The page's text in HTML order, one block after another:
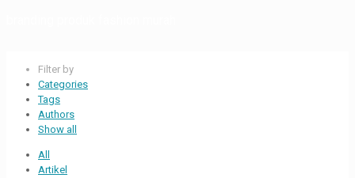
Filter by
Categories
Tags
Authors
Show all
All
Artikel